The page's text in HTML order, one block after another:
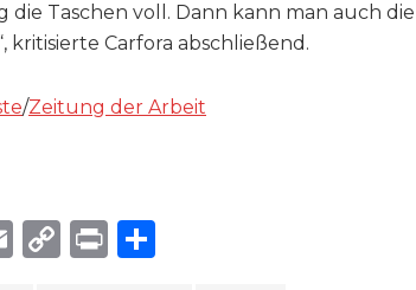
Taschen voll. Dann kann man auch die
Carfora abschließend.
/Zeitung der Arbeit
E
C
P